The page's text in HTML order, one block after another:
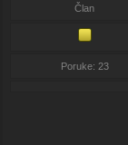
Član
Poruke: 23